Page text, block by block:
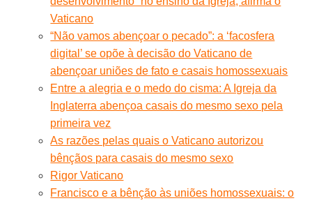
Vaticano
“Não vamos abençoar o pecado”: a ‘facosfera
digital’ se opõe à decisão do Vaticano de
abençoar uniões de fato e casais homossexuais
Entre a alegria e o medo do cisma: A Igreja da
Inglaterra abençoa casais do mesmo sexo pela
primeira vez
As razões pelas quais o Vaticano autorizou
bênçãos para casais do mesmo sexo
Rigor Vaticano
Francisco e a bênção às uniões homossexuais: o